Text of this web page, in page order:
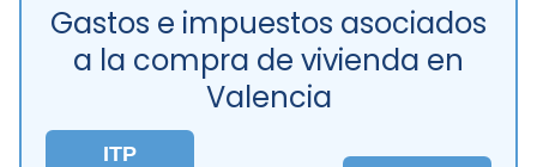
Gastos e impuestos asociados
a la compra de vivienda en
Valencia
ITP